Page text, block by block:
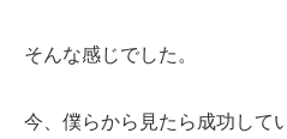
そんな感じでした。
今、僕らから見たら成功して